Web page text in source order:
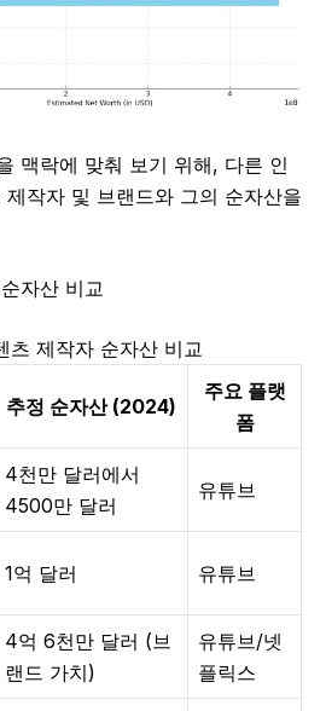
맥락에 맞춰 보기 위해, 다른 인
작자 및 브랜드와 그의 순자산을
자산 비교
츠 제작자 순자산 비교
추정 순자산 (2024)
주요 플랫
폼
4천만 달러에서
4500만 달러
유튜브
1억 달러 유튜브
4억 6천만 달러 (브
랜드 가치)
유튜브/넷
플릭스